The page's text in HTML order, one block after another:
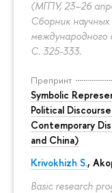
(МГПУ, 23–26
Сборник
международного
С. 325-333.
Препринт
Symbolic
Political
Contemporary
and China)
Krivokhizh S.,
Basic research